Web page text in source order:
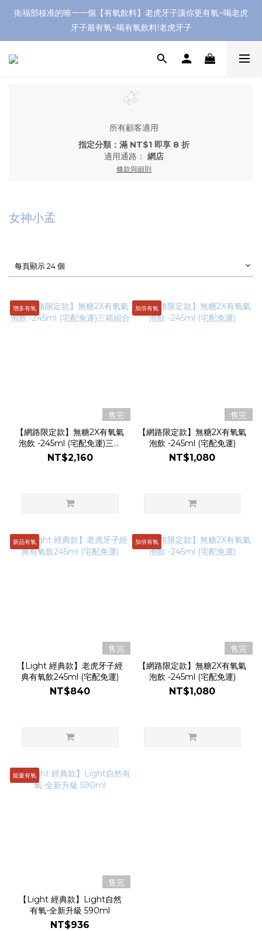
衛福部核准的唯一一個【有氧飲料】老虎牙子讓你更有氧~喝老虎
牙子最有氧~喝有氧飲料!老虎牙子
所有顧客適用
指定分類：滿 NT$1 即享 8 折
適用通路： 網店
條款與細則
女神小孟
每頁顯示 24 個
增多有氧
售完
【網路限定款】無糖2X有氧氣
泡飲 -245ml (宅配免運)三箱
組合
NT$2,160
加倍有氧
售完
【網路限定款】無糖2X有氧氣
泡飲 -245ml (宅配免運)
NT$1,080
新品有氧
售完
【Light 經典款】老虎牙子經
典有氧飲245ml (宅配免運)
NT$840
加倍有氧
售完
【網路限定款】無糖2X有氧氣
泡飲 -245ml (宅配免運)
NT$1,080
能量有氧
售完
【Light 經典款】Light自然
有氧-全新升級 590ml
NT$936